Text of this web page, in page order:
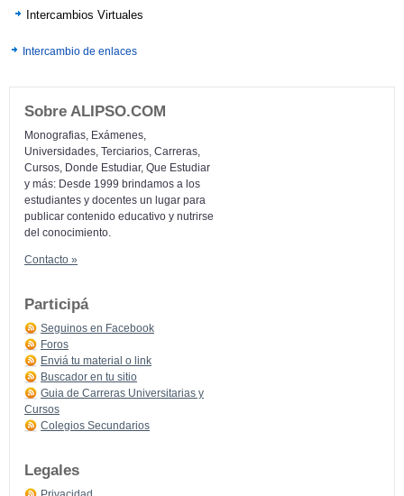
Intercambios Virtuales
Intercambio de enlaces
Sobre ALIPSO.COM
Monografias, Exámenes,
Universidades, Terciarios, Carreras,
Cursos, Donde Estudiar, Que Estudiar
y más: Desde 1999 brindamos a los
estudiantes y docentes un lugar para
publicar contenido educativo y nutrirse
del conocimiento.
Contacto »
Participá
Seguinos en Facebook
Foros
Enviá tu material o link
Buscador en tu sitio
Guia de Carreras Universitarias y
Cursos
Colegios Secundarios
Legales